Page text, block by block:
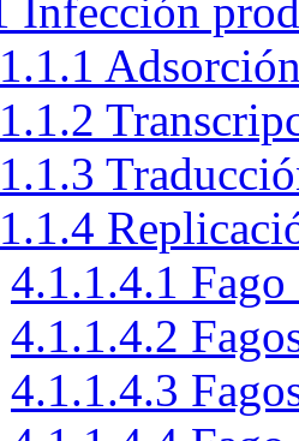
Infección
4.1.1.4.1
4.1.1.4.2
4.1.1.4.3